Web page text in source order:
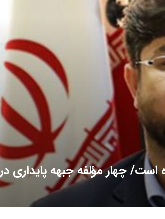
است/ چهار مؤلفه جبهه پایداری در